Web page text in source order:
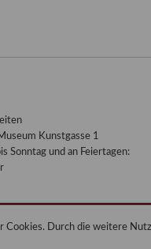
Durch die weitere
Kunstgasse 1
Sonntag und an Feiertagen: